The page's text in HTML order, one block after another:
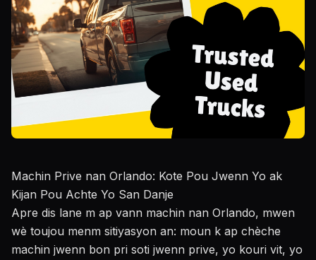
Machin Prive nan Orlando: Kote Pou Jwenn Yo ak
Kijan Pou Achte Yo San Danje
Apre dis lane m ap vann machin nan Orlando, mwen
wè toujou menm sitiyasyon an: moun k ap chèche
machin jwenn bon pri soti jwenn prive, yo kouri vit, yo